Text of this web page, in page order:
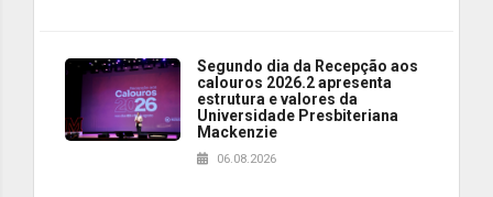
Segundo dia da Recepção aos
calouros 2026.2 apresenta
estrutura e valores da
Universidade Presbiteriana
Mackenzie
06.08.2026